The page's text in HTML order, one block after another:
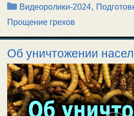
Рубрики
Видеоролики-2024,
Прощение грехов
Об уничтожении